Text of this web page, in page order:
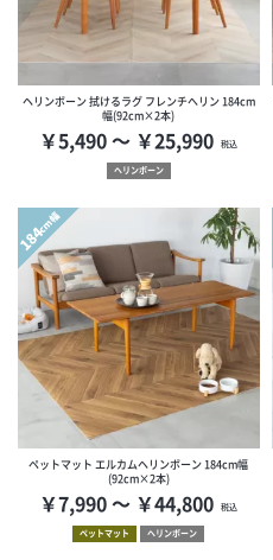
ヘリンボーン 拭けるラグ フレンチへリン 184cm
幅(92cm×2本)
￥5,490 ～ ￥25,990 税込
ヘリンボーン
184cm幅
ペットマット エルカムヘリンボーン 184cm幅
(92cm×2本)
￥7,990 ～ ￥44,800 税込
ペットマット ヘリンボーン